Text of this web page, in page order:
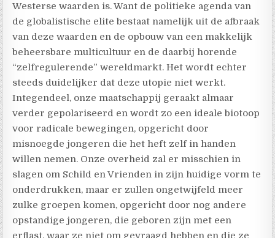
Westerse waarden is. Want de politieke agenda van
de globalistische elite bestaat namelijk uit de afbraak
van deze waarden en de opbouw van een makkelijk
beheersbare multicultuur en de daarbij horende
“zelfregulerende” wereldmarkt. Het wordt echter
steeds duidelijker dat deze utopie niet werkt.
Integendeel, onze maatschappij geraakt almaar
verder gepolariseerd en wordt zo een ideale biotoop
voor radicale bewegingen, opgericht door
misnoegde jongeren die het heft zelf in handen
willen nemen. Onze overheid zal er misschien in
slagen om Schild en Vrienden in zijn huidige vorm te
onderdrukken, maar er zullen ongetwijfeld meer
zulke groepen komen, opgericht door nog andere
opstandige jongeren, die geboren zijn met een
erflast, waar ze niet om gevraagd hebben en die ze